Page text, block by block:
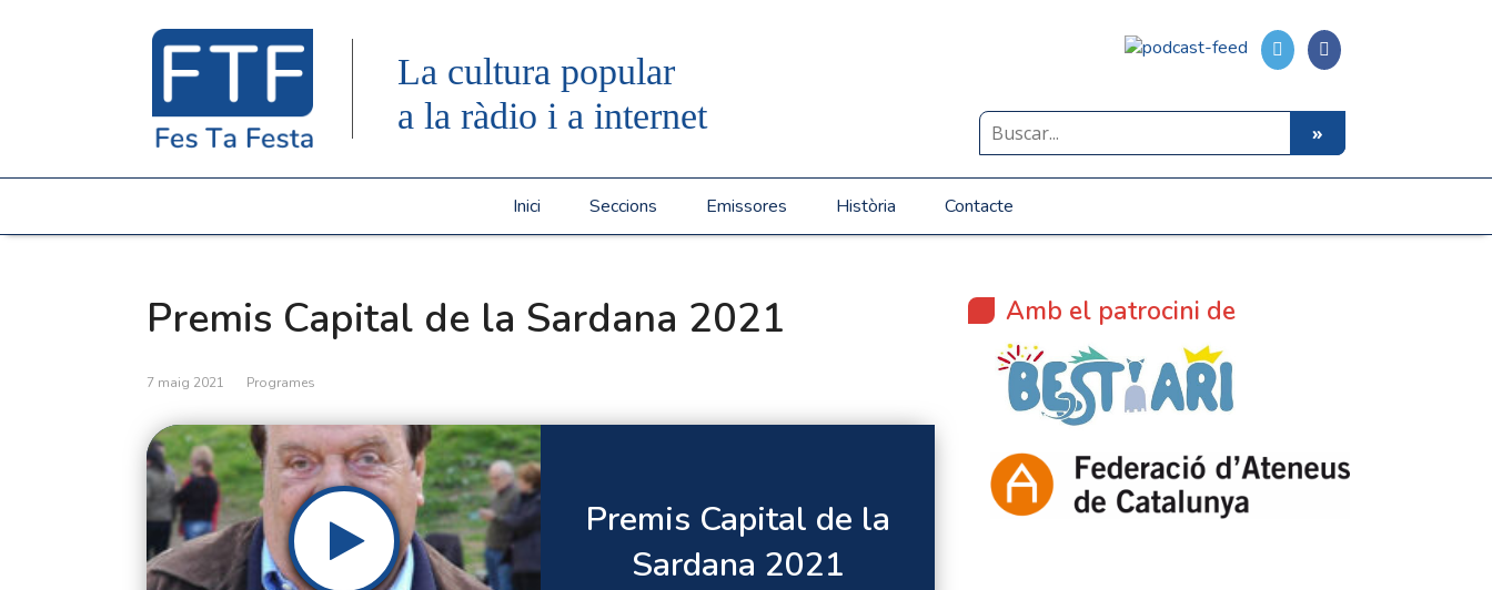
La cultura popular
a la ràdio i a internet
Inici Seccions Emissores Història Contacte
Premis Capital de la Sardana 2021
7 maig 2021 Programes
Premis Capital de la
Sardana 2021
Amb el patrocini de